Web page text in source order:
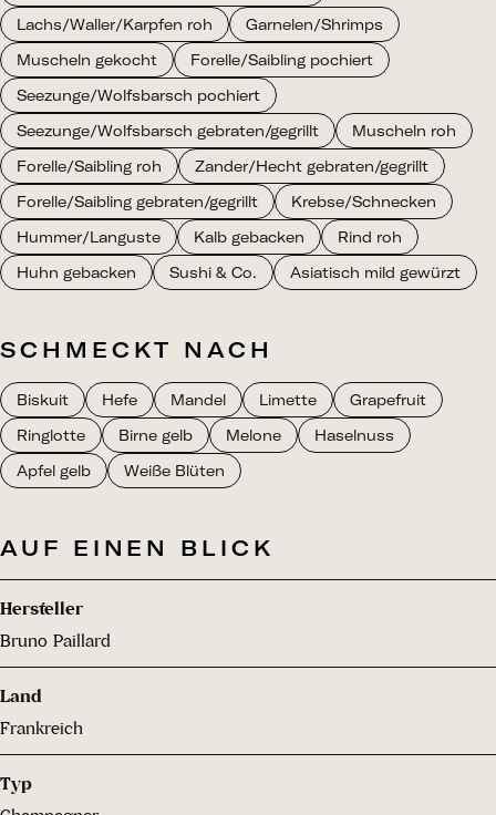
Lachs/Waller/Karpfen roh
Garnelen/Shrimps
Muscheln gekocht
Forelle/Saibling pochiert
Seezunge/Wolfsbarsch pochiert
Seezunge/Wolfsbarsch gebraten/gegrillt
Muscheln roh
Forelle/Saibling roh
Zander/Hecht gebraten/gegrillt
Forelle/Saibling gebraten/gegrillt
Krebse/Schnecken
Hummer/Languste
Kalb gebacken
Rind roh
Huhn gebacken
Sushi & Co. Asiatisch mild gewürzt
SCHMECKT NACH
Biskuit Hefe Mandel Limette
Grapefruit
Ringlotte
Birne gelb Melone
Haselnuss
Apfel gelb
Weiße Blüten
AUF EINEN BLICK
Hersteller
Bruno Paillard
Land
Frankreich
Typ